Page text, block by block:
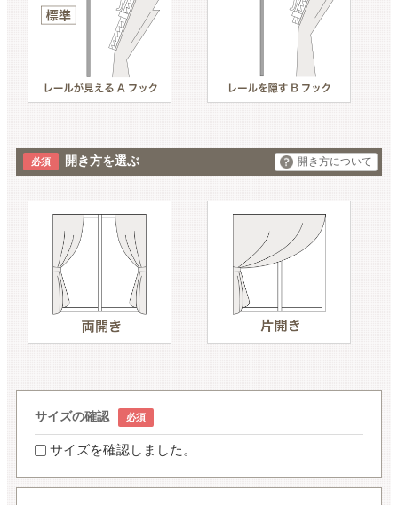
開き方を選ぶ 開き方について
サイズの確認
サイズを確認しました。